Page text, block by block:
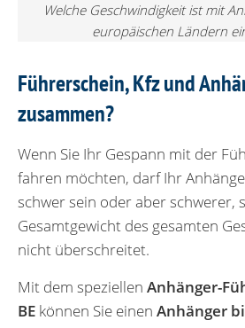
Welche Geschwindigkeit ist mit
europäischen Ländern
Führerschein, Kfz und
zusammen?
Wenn Sie Ihr Gespann mit der
fahren möchten, darf Ihr
schwer sein oder aber schwerer,
Gesamtgewicht des gesamten
nicht überschreitet.
Mit dem speziellen Anhänger-
BE können Sie einen Anhänger